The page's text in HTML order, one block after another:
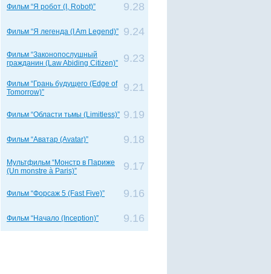
Фильм “Я робот (I, Robot)” 9.28
Фильм “Я легенда (I Am Legend)” 9.24
Фильм “Законопослушный
гражданин (Law Abiding Citizen)”
9.23
Фильм “Грань будущего (Edge of
Tomorrow)”
9.21
Фильм “Области тьмы (Limitless)” 9.19
Фильм “Аватар (Avatar)” 9.18
Мультфильм “Монстр в Париже
(Un monstre à Paris)”
9.17
Фильм “Форсаж 5 (Fast Five)” 9.16
Фильм “Начало (Inception)” 9.16